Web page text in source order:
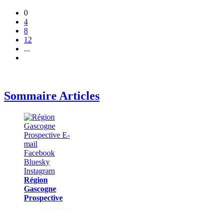
0
4
8
12
...
Sommaire Articles
Région
Gascogne
Prospective